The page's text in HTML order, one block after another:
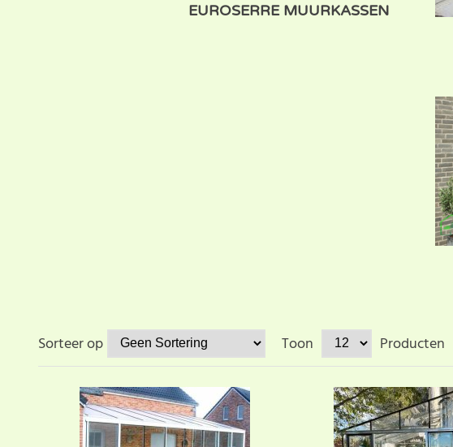
EUROSERRE MUURKASSEN
Sorteer op Toon Producten